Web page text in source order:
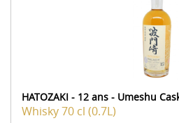
HATOZAKI - 12 ans - Umeshu
Whisky70 cl (0.7L)